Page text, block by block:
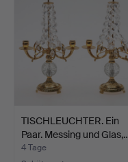
TISCHLEUCHTER. Ein
Paar. Messing und
4 Tage